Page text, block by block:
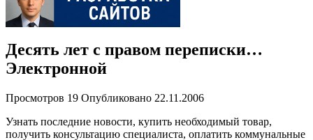
Десять лет с правом переписки…
Электронной
Просмотров 19 Опубликовано 22.11.2006
Узнать последние новости, купить необходимый товар,
получить консультацию специалиста, оплатить коммунальные